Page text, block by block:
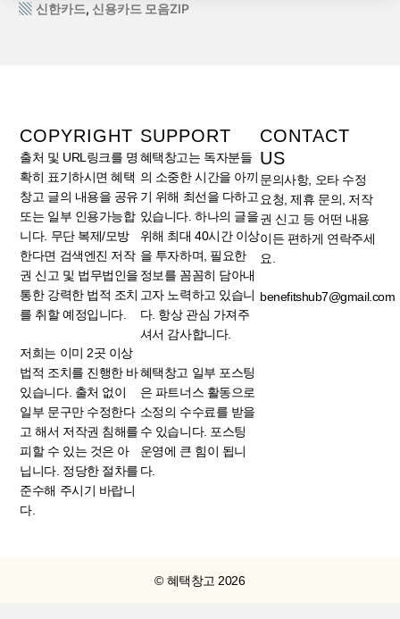
신한카드, 신용카드 모음ZIP
COPYRIGHT
출처 및 URL링크를 명
확히 표기하시면 혜택
창고 글의 내용을 공유
또는 일부 인용가능합
니다. 무단 복제/모방
한다면 검색엔진 저작
권 신고 및 법무법인을
통한 강력한 법적 조치
를 취할 예정입니다.
저희는 이미 2곳 이상
법적 조치를 진행한 바
있습니다. 출처 없이
일부 문구만 수정한다
고 해서 저작권 침해를
피할 수 있는 것은 아
닙니다. 정당한 절차를
준수해 주시기 바랍니
다.
SUPPORT
혜택창고는 독자분들
의 소중한 시간을 아끼
기 위해 최선을 다하고
있습니다. 하나의 글을
위해 최대 40시간 이상
을 투자하며, 필요한
정보를 꼼꼼히 담아내
고자 노력하고 있습니
다. 항상 관심 가져주
셔서 감사합니다.
혜택창고 일부 포스팅
은 파트너스 활동으로
소정의 수수료를 받을
수 있습니다. 포스팅
운영에 큰 힘이 됩니
다.
CONTACT
US
문의사항, 오타 수정
요청, 제휴 문의, 저작
권 신고 등 어떤 내용
이든 편하게 연락주세
요.
benefitshub7@gmail.com
© 혜택창고 2026